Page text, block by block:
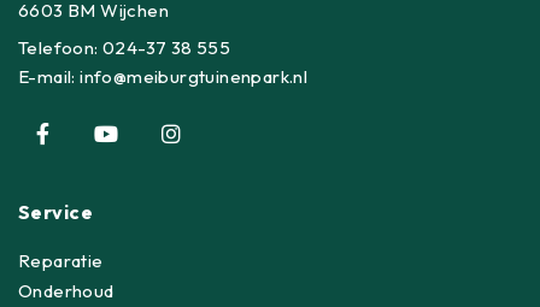
6603 BM Wijchen
Telefoon:024-37 38 555
E-mail:info@meiburgtuinenpark.nl
Service
Reparatie
Onderhoud